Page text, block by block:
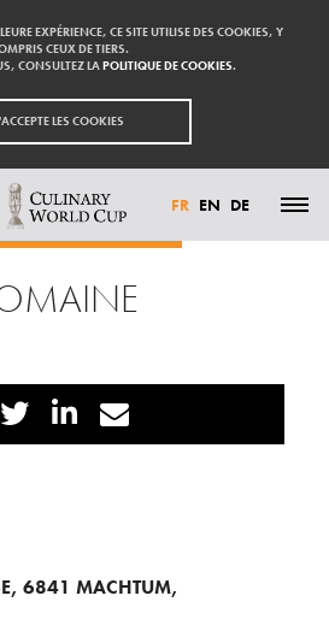
EXPÉRIENCE, CE SITE UTILISE DES COOKIES, Y
CEUX DE TIERS.
CONSULTEZ LAPOLITIQUE DE COOKIES.
LES COOKIES
FR EN DE
SCHLINK DOMAINE VITICOLE
6841 MACHTUM,